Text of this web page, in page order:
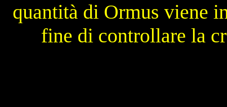
quantità di Ormus viene
fine di controllare la